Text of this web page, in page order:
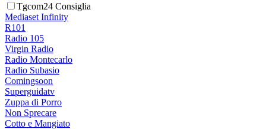
Tgcom24 Consiglia
Mediaset Infinity
R101
Radio 105
Virgin Radio
Radio Montecarlo
Radio Subasio
Comingsoon
Superguidatv
Zuppa di Porro
Non Sprecare
Cotto e Mangiato